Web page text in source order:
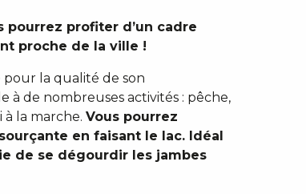
pourrez profiter d’un cadre
proche de la ville !
pour la qualité de son
à de nombreuses activités : pêche,
à la marche. Vous pourrez
en faisant le lac. Idéal
de se dégourdir les jambes